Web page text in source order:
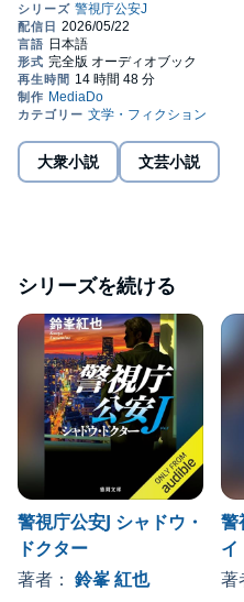
Tokuma Shoten (P)2026 MEDIA
大衆小説 文芸小説
シリーズを続ける
警視庁公安J シャドウ・
ドクター
著者： 鈴峯 紅也
警
イ
著